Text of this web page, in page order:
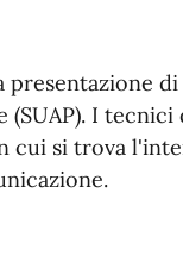
. I tecnici
cui si trova